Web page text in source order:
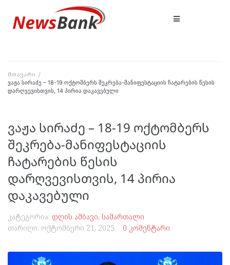
მთავარი /
ვაჟა სირაძე – 18-19 ოქტომბერს შეკრება-მანიფესტაციის ჩატარების წესის
დარღვევისთვის, 14 პირია დაკავებული
ვაჟა სირაძე – 18-19 ოქტომბერს
შეკრება-მანიფესტაციის
ჩატარების წესის
დარღვევისთვის, 14 პირია
დაკავებული
კატეგორია: დღის ამბავი, სამართალი
თარიღი: ოქტომბერი 21, 2025 0 კომენტარი